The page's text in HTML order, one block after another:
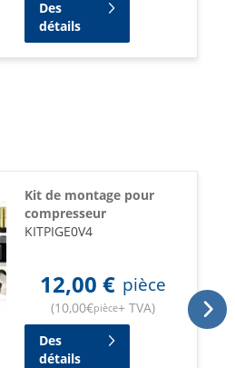
Des
détails
Kit de montage pour
compresseur
KITPIGE0V4
12,00 € pièce
(10,00€pièce+ TVA)
Des
détails